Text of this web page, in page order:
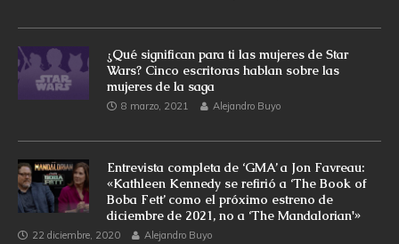
¿Qué significan para ti las mujeres de Star
Wars? Cinco escritoras hablan sobre las
mujeres de la saga
8 marzo, 2021 Alejandro Buyo
Entrevista completa de ‘GMA’ a Jon Favreau:
«Kathleen Kennedy se refirió a ‘The Book of
Boba Fett’ como el próximo estreno de
diciembre de 2021, no a ‘The Mandalorian'»
22 diciembre, 2020 Alejandro Buyo